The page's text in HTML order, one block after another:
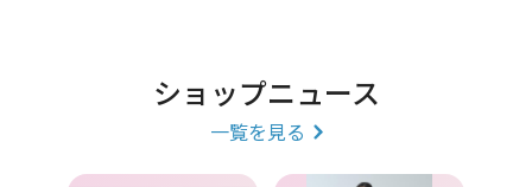
120-170cm
ショップニュース
一覧を見る